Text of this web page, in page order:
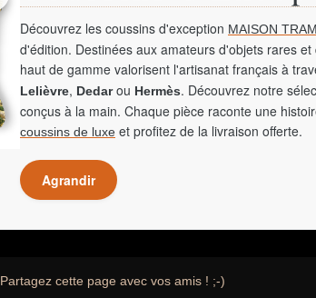
Découvrez les coussins d'exception MAISON
d'édition. Destinées aux amateurs d'objets rares
haut de gamme valorisent l'artisanat français à
Lelièvre, Dedarou Hermès. Découvrez notre
conçus à la main. Chaque pièce raconte une
coussins de luxe et profitez de la livraison offerte.
Agrandir
Partagez cette page avec vos amis ! ;-)